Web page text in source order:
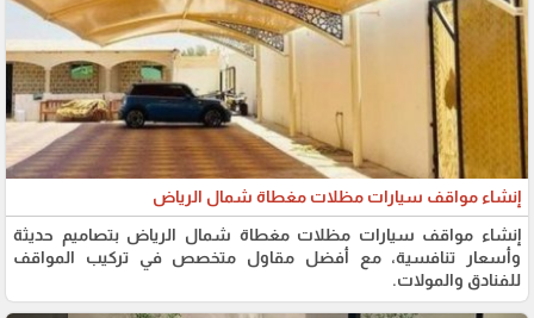
إنشاء مواقف سيارات مظلات مغطاة شمال الرياض
إنشاء مواقف سيارات مظلات مغطاة شمال الرياض بتصاميم حديثة
وأسعار تنافسية، مع أفضل مقاول متخصص في تركيب المواقف
للفنادق والمولات.